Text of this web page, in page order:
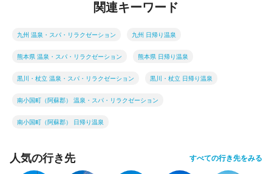
関連キーワード
九州 温泉・スパ・リラクゼーション 九州 日帰り温泉
熊本県 温泉・スパ・リラクゼーション 熊本県 日帰り温泉
黒川・杖立 温泉・スパ・リラクゼーション 黒川・杖立 日帰り温泉
南小国町（阿蘇郡） 温泉・スパ・リラクゼーション
南小国町（阿蘇郡） 日帰り温泉
人気の行き先 すべての行き先をみる